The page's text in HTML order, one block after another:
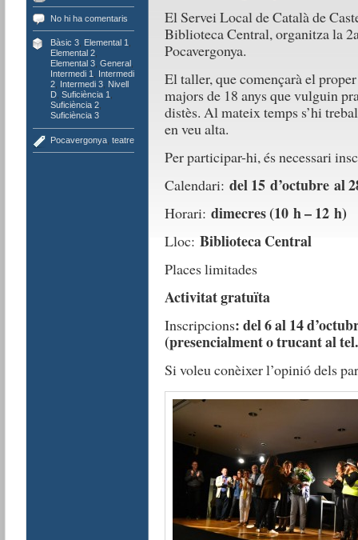
No hi ha comentaris
Bàsic 3, Elemental 1,
Elemental 2,
Elemental 3, General ,
Intermedi 1, Intermedi
2, Intermedi 3, Nivell
D, Suficiència 1,
Suficiència 2,
Suficiència 3
Pocavergonya, teatre
El Servei Local de Català de
Biblioteca Central, organitza la
Pocavergonya.
El taller, que començarà el
majors de 18 anys que vulguin
distès. Al mateix temps s’hi
en veu alta.
Per participar-hi, és necessari
Calendari: del 15 d’octubre al
Horari: dimecres (10 h – 12 h)
Lloc: Biblioteca Central
Places limitades
Activitat gratuïta
Inscripcions: del 6 al 14
(presencialment o trucant al
Si voleu conèixer l’opinió dels